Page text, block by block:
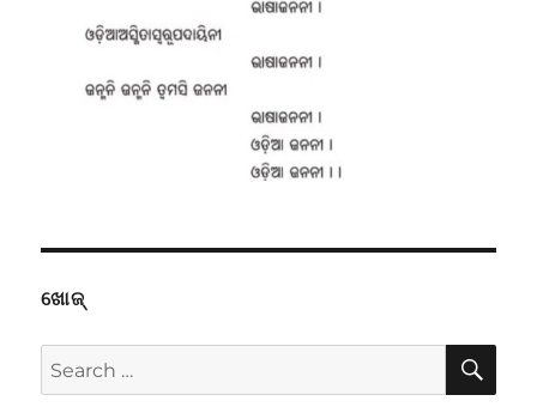
ଖୋଜ୍
Search
for: